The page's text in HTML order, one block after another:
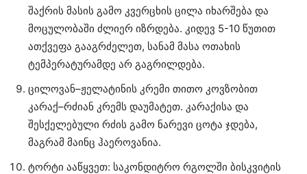
შაქრის მასის გამო კვერცხის ცილა იხარშება და
მოცულობაში ძლიერ იზრდება. კიდევ 5-10 წუთით
ათქვეფა გააგრძელეთ, სანამ მასა ოთახის
ტემპერატურამდე არ გაგრილდება.
ცილოვან–ჟელატინის კრემი თითო კოვზობით
კარაქ–რძიან კრემს დაუმატეთ. კარაქისა და
შესქელებული რძის გამო ნარევი ცოტა ჯდება,
მაგრამ მაინც ჰაეროვანია.
ტორტი ააწყვეთ: საკონდიტრო რგოლში ბისკვიტის